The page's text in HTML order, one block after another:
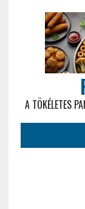
A TÖKÉLETES